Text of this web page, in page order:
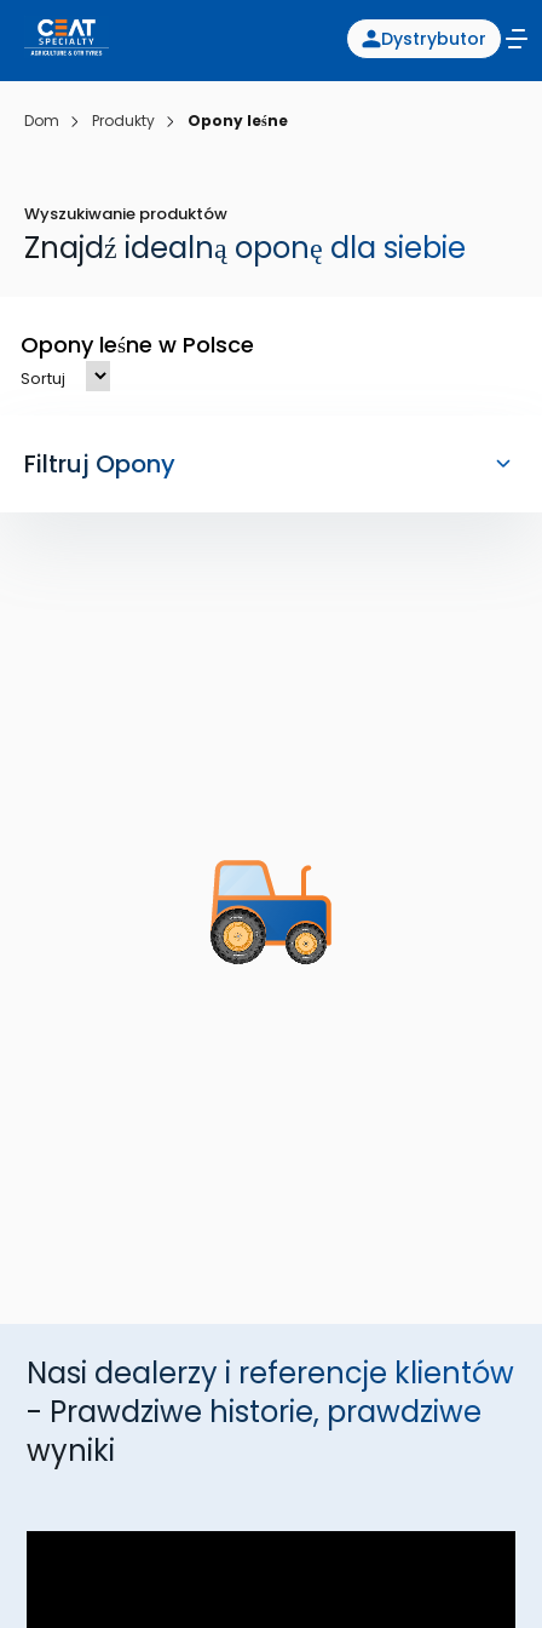
Dystrybutor
Dom Produkty Opony leśne
Wyszukiwanie produktów
Znajdź idealną oponę dla siebie
Opony leśne w Polsce
Sortuj
Filtruj Opony
Nasi dealerzy i referencje klientów
- Prawdziwe historie, prawdziwe
wyniki